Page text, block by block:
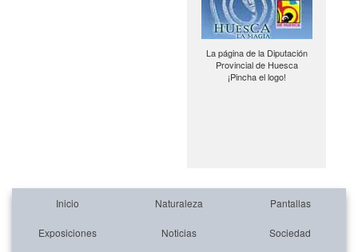
La página de la Diputación
Provincial de Huesca
¡Pincha el logo!
Inicio Naturaleza Pantallas
Exposiciones Noticias Sociedad